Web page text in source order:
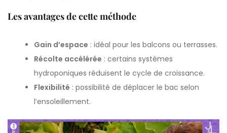
Les avantages de cette méthode
Gain d’espace : idéal pour les balcons ou terrasses.
Récolte accélérée : certains systèmes
hydroponiques réduisent le cycle de croissance.
Flexibilité : possibilité de déplacer le bac selon
l’ensoleillement.